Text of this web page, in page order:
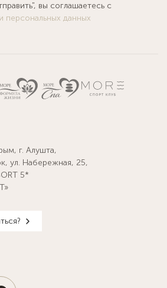
вы соглашаетесь с
персональных данных
г. Алушта,
ул. Набережная, 25,
5*